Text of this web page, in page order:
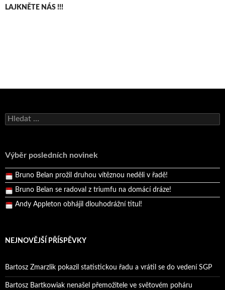
LAJKNĚTE NÁS !!!
Vyhledávání
Výběr posledních novinek
Bruno Belan se radoval z triumfu na domácí dráze!
Pražský přebor neskrblil překvapeními!
Bruno Belan prožil druhou vítěznou neděli v řadě!
Bruno Belan se radoval z triumfu na domácí dráze!
Andy Appleton obhájil dlouhodrážní titul!
NEJNOVĚJŠÍ PŘÍSPĚVKY
Bartosz Zmarzlik pokazil statistickou řadu a vrátil se do vedení SGP
Bartosz Bartkowiak nenašel přemožitele ve světovém poháru